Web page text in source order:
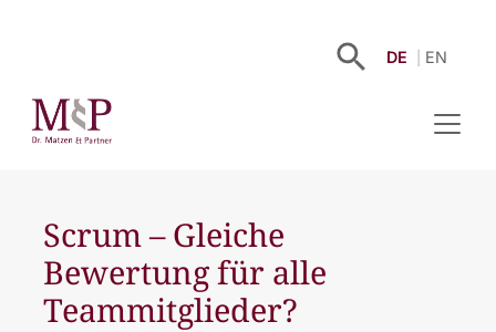
DE EN
Scrum – Gleiche
Bewertung für alle
Teammitglieder?